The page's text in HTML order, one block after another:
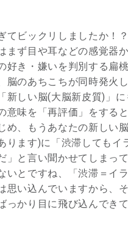
てビックリしましたか！
まず目や耳などの感覚器
好き・嫌いを判別する扁
脳のあちこちが同時発火
新しい脳(大脳新皮質)」に
意味を「再評価」をする
め、もうあなたの新しい
ります)に「渋滞してもイ
」と言い聞かせてしまって
いとですね、「渋滞＝イ
思い込んでいますから、
っかり目に飛び込んでき